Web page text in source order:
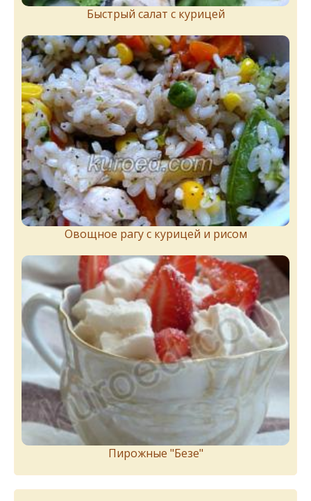
Быстрый салат с курицей
Овощное рагу с курицей и рисом
Пирожныe "Бeзe"